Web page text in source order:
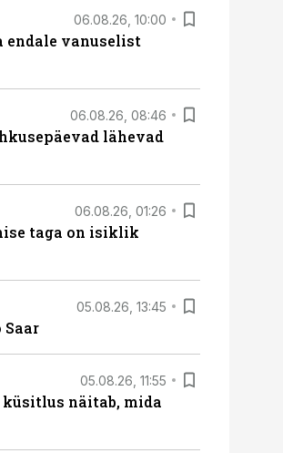
06.08.26, 10:00
endale vanuselist
06.08.26, 08:46
lähevad
06.08.26, 01:26
taga on isiklik
05.08.26, 13:45
Saar
05.08.26, 11:55
näitab, mida